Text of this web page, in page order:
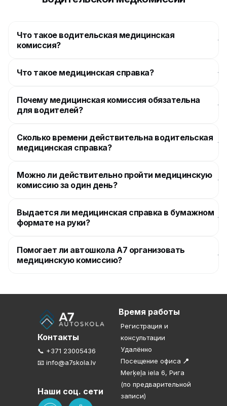
Что такое водительская медицинская
комиссия?
Что такое медицинская справка?
Почему медицинская комиссия обязательна
для водителей?
Сколько времени действительна водительская
медицинская справка?
Можно ли действительно пройти медицинскую
комиссию за один день?
Выдается ли медицинская справка в бумажном
формате на руки?
Помогает ли автошкола A7 организовать
медицинскую комиссию?
Время работы
Контакты
Регистрация и
консультации
Удалённо
Посещение офиса 📍
Merķeļa iela 6, Рига
(по предварительной
записи)
📞 +371 23005436
📧 info@a7skola.lv
Наши соц. сети